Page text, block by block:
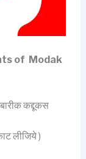
of Modak
कद्दूकस
लीजिये )